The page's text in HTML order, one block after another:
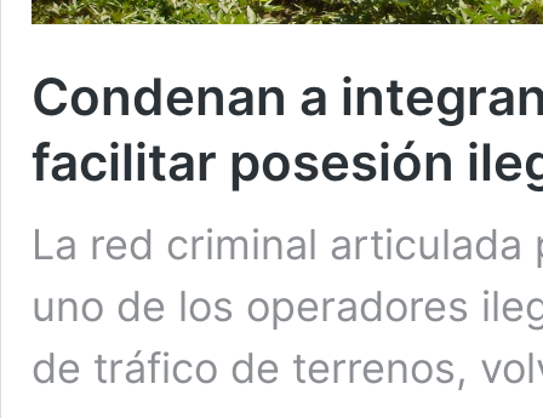
Condenan a
facilitar posesión
La red criminal articulada
uno de los operadores
de tráfico de terrenos,